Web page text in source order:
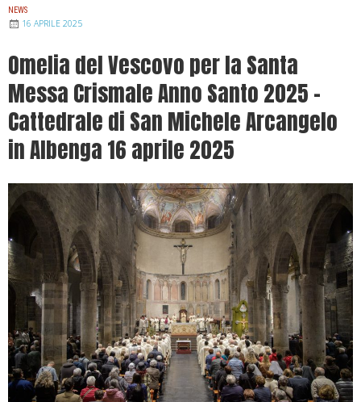
NEWS
16 APRILE 2025
Omelia del Vescovo per la Santa
Messa Crismale Anno Santo 2025 –
Cattedrale di San Michele Arcangelo
in Albenga 16 aprile 2025